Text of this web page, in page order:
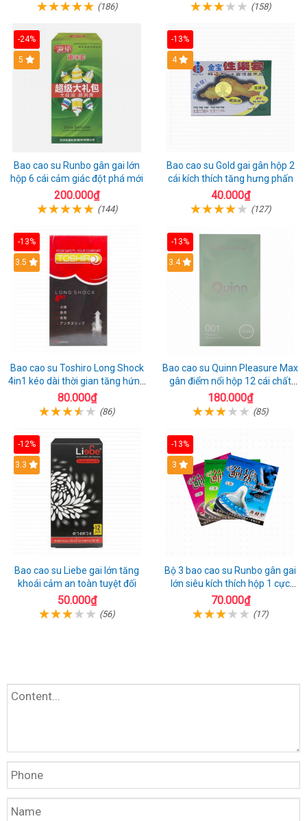
(186) (158)
-24%
Hot
5
Bao cao su Runbo gân gai lớn
hộp 6 cái cảm giác đột phá mới
200.000₫
(144)
-13%
Hot
4
Bao cao su Gold gai gân hộp 2
cái kích thích tăng hưng phấn
40.000₫
(127)
-13%
3.5
Bao cao su Toshiro Long Shock
4in1 kéo dài thời gian tăng hứng
thú hộp 10
80.000₫
(86)
-13%
3.4
Bao cao su Quinn Pleasure Max
gân điểm nổi hộp 12 cái chất
lượng
180.000₫
(85)
-12%
3.3
Bao cao su Liebe gai lớn tăng
khoái cảm an toàn tuyệt đối
50.000₫
(56)
-13%
3
Bộ 3 bao cao su Runbo gân gai
lớn siêu kích thích hộp 1 cực
chất
70.000₫
(17)